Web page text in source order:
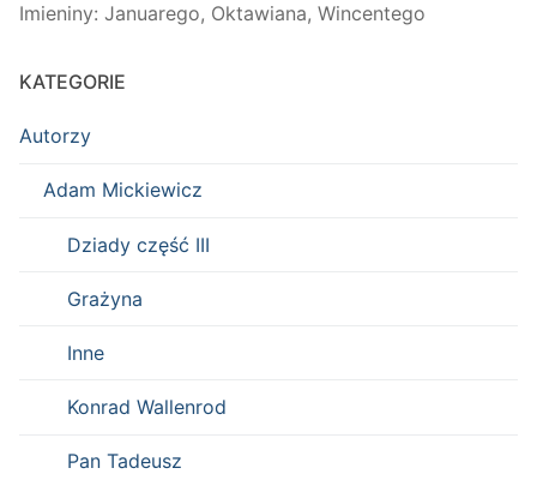
Imieniny: Januarego, Oktawiana, Wincentego
KATEGORIE
Autorzy
Adam Mickiewicz
Dziady część III
Grażyna
Inne
Konrad Wallenrod
Pan Tadeusz